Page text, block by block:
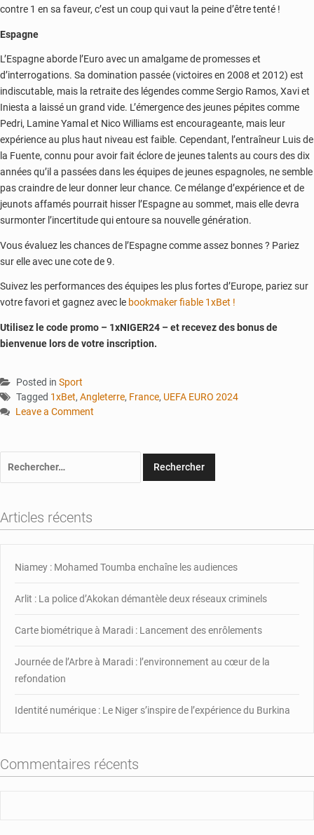
contre 1 en sa faveur, c’est un coup qui vaut la peine d’être tenté !
Espagne
L’Espagne aborde l’Euro avec un amalgame de promesses et
d’interrogations. Sa domination passée (victoires en 2008 et 2012) est
indiscutable, mais la retraite des légendes comme Sergio Ramos, Xavi et
Iniesta a laissé un grand vide. L’émergence des jeunes pépites comme
Pedri, Lamine Yamal et Nico Williams est encourageante, mais leur
expérience au plus haut niveau est faible. Cependant, l’entraîneur Luis de
la Fuente, connu pour avoir fait éclore de jeunes talents au cours des dix
années qu’il a passées dans les équipes de jeunes espagnoles, ne semble
pas craindre de leur donner leur chance. Ce mélange d’expérience et de
jeunots affamés pourrait hisser l’Espagne au sommet, mais elle devra
surmonter l’incertitude qui entoure sa nouvelle génération.
Vous évaluez les chances de l’Espagne comme assez bonnes ? Pariez
sur elle avec une cote de 9.
Suivez les performances des équipes les plus fortes d’Europe, pariez sur
votre favori et gagnez avec le bookmaker fiable 1xBet !
Utilisez le code promo – 1xNIGER24 – et recevez des bonus de
bienvenue lors de votre inscription.
Posted in Sport
Tagged 1xBet, Angleterre, France, UEFA EURO 2024
Leave a Comment
France
et
autres
1xBet
nomme
favoris
l’UEFA
2024
Articles récents
Niamey : Mohamed Toumba enchaîne les audiences
Arlit : La police d’Akokan démantèle deux réseaux criminels
Carte biométrique à Maradi : Lancement des enrôlements
Journée de l’Arbre à Maradi : l’environnement au cœur de la
refondation
Identité numérique : Le Niger s’inspire de l’expérience du Burkina
Commentaires récents